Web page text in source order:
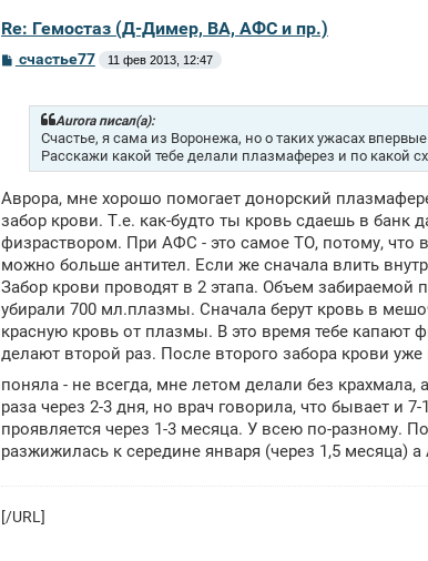
Re: Гемостаз (Д-Димер, ВА, АФС и пр.)
Ссчастье77 11 фев 2013, 12:47
Aurora писал(а):
Счастье, я сама из Воронежа, но о таких ужасах
Расскажи какой тебе делали плазмаферез и по какой
Аврора, мне хорошо помогает донорский
забор крови. Т.е. как-будто ты кровь сдаешь в банк
физраствором. При АФС - это самое ТО, потому, что
можно больше антител. Если же сначала влить
Забор крови проводят в 2 этапа. Объем забираемой
убирали 700 мл.плазмы. Сначала берут кровь в
красную кровь от плазмы. В это время тебе капают
делают второй раз. После второго забора крови
поняла - не всегда, мне летом делали без крахмала,
раза через 2-3 дня, но врач говорила, что бывает и
проявляется через 1-3 месяца. У всею по-разному.
разжижилась к середине января (через 1,5 месяца)
[/URL]